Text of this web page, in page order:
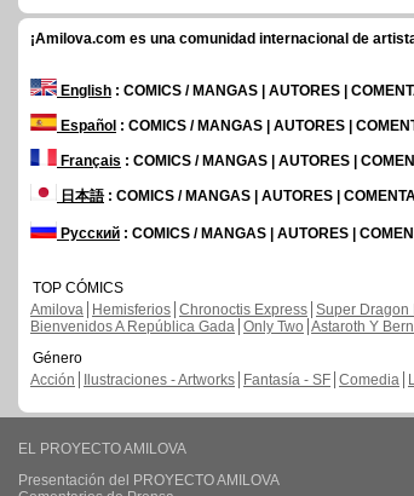
¡Amilova.com es una comunidad internacional de
English : COMICS / MANGAS | AUTORES |
Español : COMICS / MANGAS | AUTORES |
Français : COMICS / MANGAS | AUTORES |
日本語: COMICS / MANGAS | AUTORES |
Русский : COMICS / MANGAS | AUTORES |
TOP CÓMICS
Amilova
Hemisferios Chronoctis Express Super Dragon
Bienvenidos A República Gada Only Two Astaroth Y
Género
Acción
Ilustraciones - Artworks Fantasía - SF Comedia
EL PROYECTO AMILOVA
Presentación del PROYECTO AMILOVA